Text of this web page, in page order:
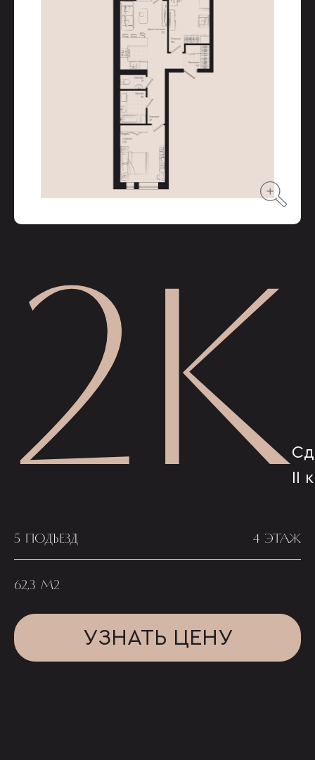
2К II
5 ПОДЪЕЗД 4 ЭТАЖ
62,3 М2
УЗНАТЬ ЦЕНУ